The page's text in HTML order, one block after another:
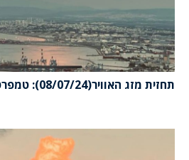
תחזית מזג האוויר(08/07/24): טמפרטורות רגילות לעונה